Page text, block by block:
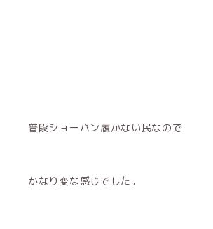
普段ショーパン履かない民なので
かなり変な感じでした。